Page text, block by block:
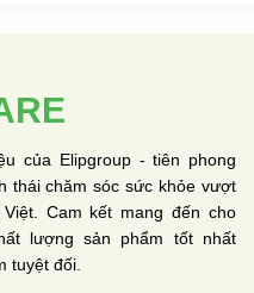
của Elipgroup - tiên phong
thái chăm sóc sức khỏe vượt
Cam kết mang đến cho
lượng sản phẩm tốt nhất
tuyệt đối.